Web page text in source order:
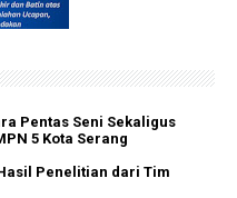
Pentas Seni Sekaligus
5 Kota Serang
Penelitian dari Tim